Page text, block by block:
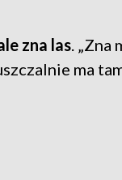
zna las. „Zna
ma